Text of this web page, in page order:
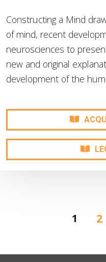
Constructing a Mind
of mind, recent
neurosciences to
new and original
development of the
1 2